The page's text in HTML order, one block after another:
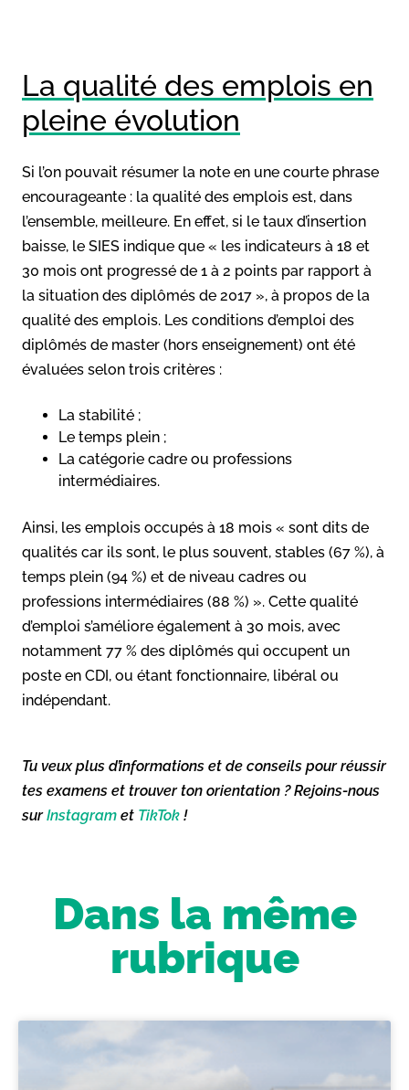
La qualité des emplois en
pleine évolution
Si l’on pouvait résumer la note en une courte phrase
encourageante : la qualité des emplois est, dans
l’ensemble, meilleure. En effet, si le taux d’insertion
baisse, le SIES indique que « les indicateurs à 18 et
30 mois ont progressé de 1 à 2 points par rapport à
la situation des diplômés de 2017 », à propos de la
qualité des emplois. Les conditions d’emploi des
diplômés de master (hors enseignement) ont été
évaluées selon trois critères :
La stabilité ;
Le temps plein ;
La catégorie cadre ou professions
intermédiaires.
Ainsi, les emplois occupés à 18 mois « sont dits de
qualités car ils sont, le plus souvent, stables (67 %), à
temps plein (94 %) et de niveau cadres ou
professions intermédiaires (88 %) ». Cette qualité
d’emploi s’améliore également à 30 mois, avec
notamment 77 % des diplômés qui occupent un
poste en CDI, ou étant fonctionnaire, libéral ou
indépendant.
Tu veux plus d’informations et de conseils pour réussir
tes examens et trouver ton orientation ? Rejoins-nous
surInstagram et TikTok !
Dans la même
rubrique